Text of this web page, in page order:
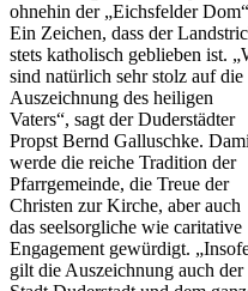
ohnehin der „Eichsfelder
Ein Zeichen, dass der
stets katholisch geblieben ist.
sind natürlich sehr stolz auf die
Auszeichnung des heiligen
Vaters“, sagt der Duderstädter
Propst Bernd Galluschke.
werde die reiche Tradition der
Pfarrgemeinde, die Treue der
Christen zur Kirche, aber auch
das seelsorgliche wie caritative
Engagement gewürdigt.
gilt die Auszeichnung auch der